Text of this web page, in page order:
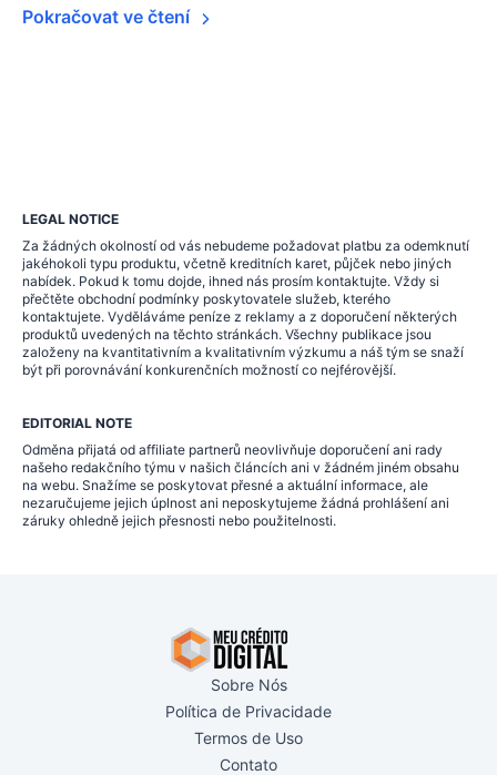
Pokračovat ve čtení
LEGAL NOTICE
Za žádných okolností od vás nebudeme požadovat platbu za odemknutí
jakéhokoli typu produktu, včetně kreditních karet, půjček nebo jiných
nabídek. Pokud k tomu dojde, ihned nás prosím kontaktujte. Vždy si
přečtěte obchodní podmínky poskytovatele služeb, kterého
kontaktujete. Vyděláváme peníze z reklamy a z doporučení některých
produktů uvedených na těchto stránkách. Všechny publikace jsou
založeny na kvantitativním a kvalitativním výzkumu a náš tým se snaží
být při porovnávání konkurenčních možností co nejférovější.
EDITORIAL NOTE
Odměna přijatá od affiliate partnerů neovlivňuje doporučení ani rady
našeho redakčního týmu v našich článcích ani v žádném jiném obsahu
na webu. Snažíme se poskytovat přesné a aktuální informace, ale
nezaručujeme jejich úplnost ani neposkytujeme žádná prohlášení ani
záruky ohledně jejich přesnosti nebo použitelnosti.
Sobre Nós
Política de Privacidade
Termos de Uso
Contato